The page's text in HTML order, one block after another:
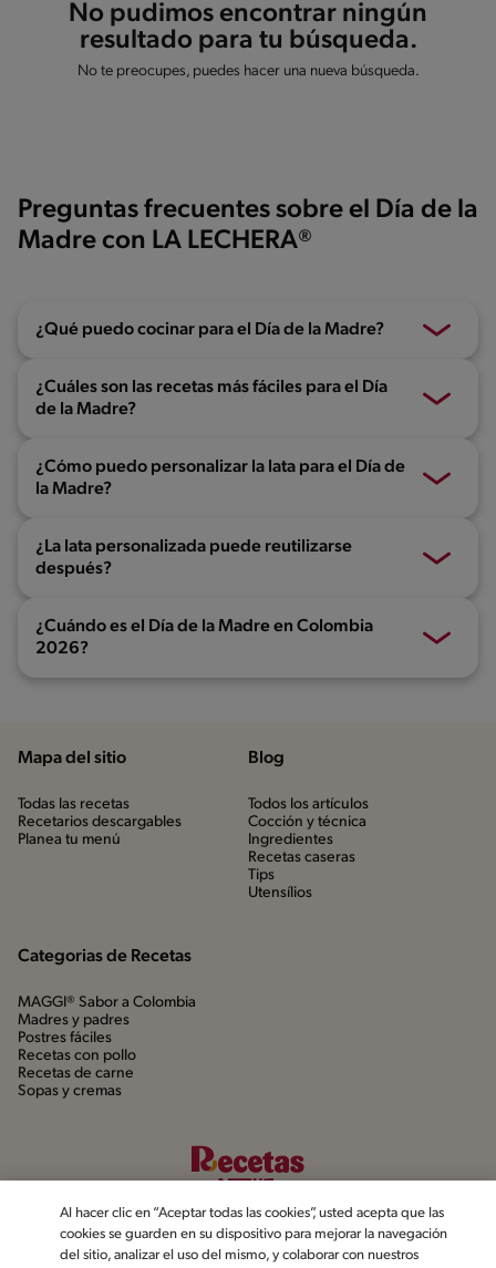
No pudimos encontrar ningún
resultado para tu búsqueda.
No te preocupes, puedes hacer una nueva búsqueda.
Preguntas frecuentes sobre el Día de la
Madre con LA LECHERA®
¿Qué puedo cocinar para el Día de la Madre?
¿Cuáles son las recetas más fáciles para el Día
de la Madre?
¿Cómo puedo personalizar la lata para el Día de
la Madre?
¿La lata personalizada puede reutilizarse
después?
¿Cuándo es el Día de la Madre en Colombia
2026?
Mapa del sitio
Todas las recetas
Recetarios descargables
Planea tu menú
Blog
Todos los artículos
Cocción y técnica
Ingredientes
Recetas caseras
Tips
Utensílios
Categorias de Recetas
MAGGI® Sabor a Colombia
Madres y padres
Postres fáciles
Recetas con pollo
Recetas de carne
Sopas y cremas
Al hacer clic en “Aceptar todas las cookies”, usted acepta que las
cookies se guarden en su dispositivo para mejorar la navegación
del sitio, analizar el uso del mismo, y colaborar con nuestros